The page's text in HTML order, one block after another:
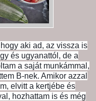
aki ad, az vissza is
és ugyanattól, de a
a saját munkámmal,
B-nek. Amikor azzal
elvitt a kertjébe és
hozhattam is és még